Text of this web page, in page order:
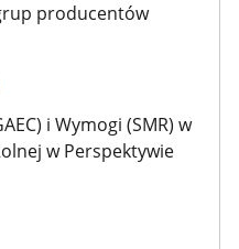
producentów
i Wymogi (SMR) w
w Perspektywie